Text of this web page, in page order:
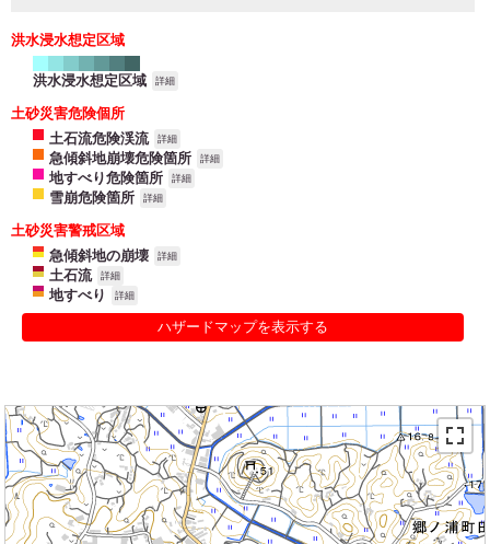
洪水浸水想定区域
洪水浸水想定区域 詳細
土砂災害危険個所
土石流危険渓流
詳細
急傾斜地崩壊危険箇所 詳細
地すべり危険箇所 詳細
雪崩危険箇所 詳細
土砂災害警戒区域
急傾斜地の崩壊
詳細
土石流 詳細
地すべり 詳細
ハザードマップを表示する